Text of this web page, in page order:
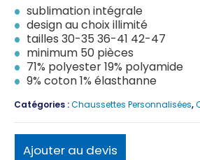
sublimation intégrale
design au choix illimité
tailles 30-35 36-41 42-47
minimum 50 pièces
71% polyester 19% polyamide
9% coton 1% élasthanne
Catégories :Chaussettes Personnalisées,
Ajouter au devis